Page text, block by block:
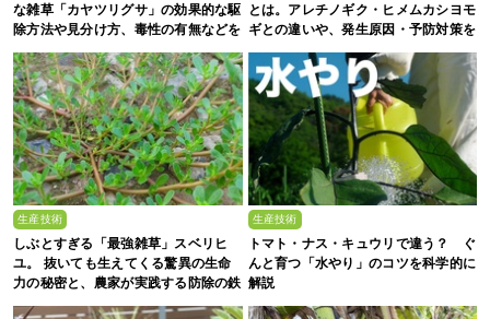
な雑草「カヤツリグサ」の効果的な駆
除方法や見分け方、毒性の有無などを
農家が解説
とは。アレチノギク・ヒメムカシヨモ
ギとの違いや、発生原因・予防対策を
解説
生産技術
しぶとすぎる「最強雑草」スベリヒ
ユ。 抜いても生えてくる驚異の生命
力の秘密と、農家が実践する防除の鉄
則
生産技術
トマト・ナス・キュウリで違う？ ぐ
んと育つ「水やり」のコツを科学的に
解説